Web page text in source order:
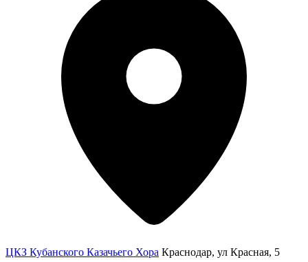
ЦКЗ Кубанского Казачьего Хора Краснодар, ул Красная, 5